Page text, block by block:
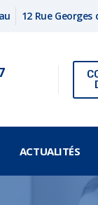
12 Rue
ACTUALITÉS